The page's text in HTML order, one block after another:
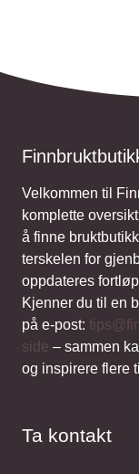
Velkommen til
komplette
å finne
terskelen for
oppdateres
Kjenner du til en
på e-post:
side – sammen
og inspirere flere
Ta kontakt